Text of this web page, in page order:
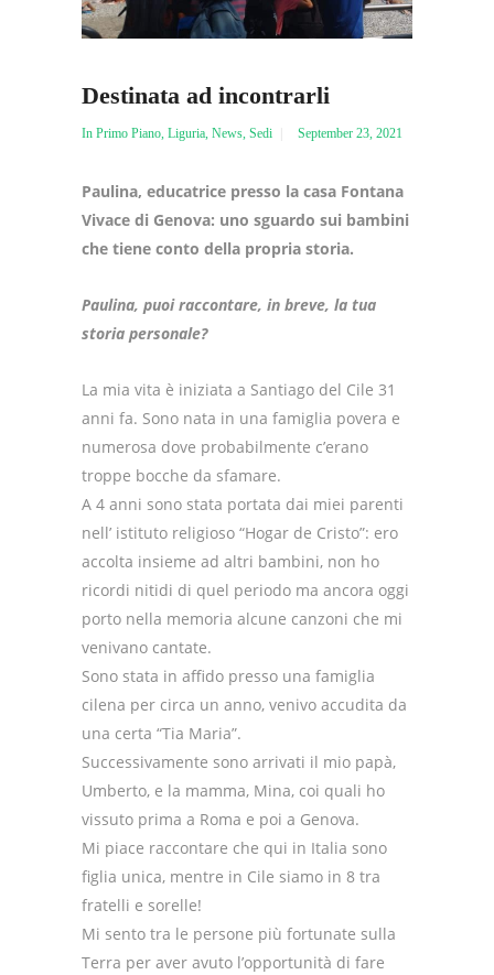
Destinata ad incontrarli
In Primo Piano Liguria News Sedi September 23, 2021
Paulina, educatrice presso la casa Fontana
Vivace di Genova: uno sguardo sui bambini
che tiene conto della propria storia.
Paulina, puoi raccontare, in breve, la tua
storia personale?
La mia vita è iniziata a Santiago del Cile 31
anni fa. Sono nata in una famiglia povera e
numerosa dove probabilmente c’erano
troppe bocche da sfamare.
A 4 anni sono stata portata dai miei parenti
nell’ istituto religioso “Hogar de Cristo”: ero
accolta insieme ad altri bambini, non ho
ricordi nitidi di quel periodo ma ancora oggi
porto nella memoria alcune canzoni che mi
venivano cantate.
Sono stata in affido presso una famiglia
cilena per circa un anno, venivo accudita da
una certa “Tia Maria”.
Successivamente sono arrivati il mio papà,
Umberto, e la mamma, Mina, coi quali ho
vissuto prima a Roma e poi a Genova.
Mi piace raccontare che qui in Italia sono
figlia unica, mentre in Cile siamo in 8 tra
fratelli e sorelle!
Mi sento tra le persone più fortunate sulla
Terra per aver avuto l’opportunità di fare